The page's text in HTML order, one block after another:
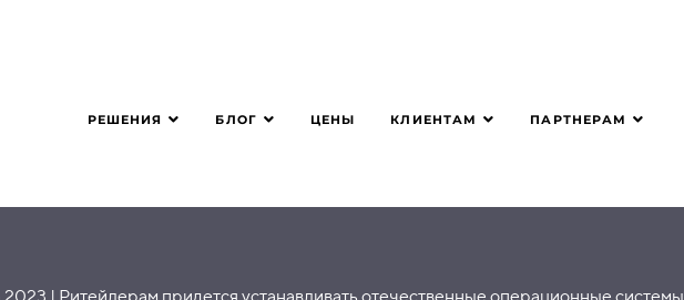
РЕШЕНИЯ БЛОГ ЦЕНЫ КЛИЕНТАМ ПАРТНЕРАМ